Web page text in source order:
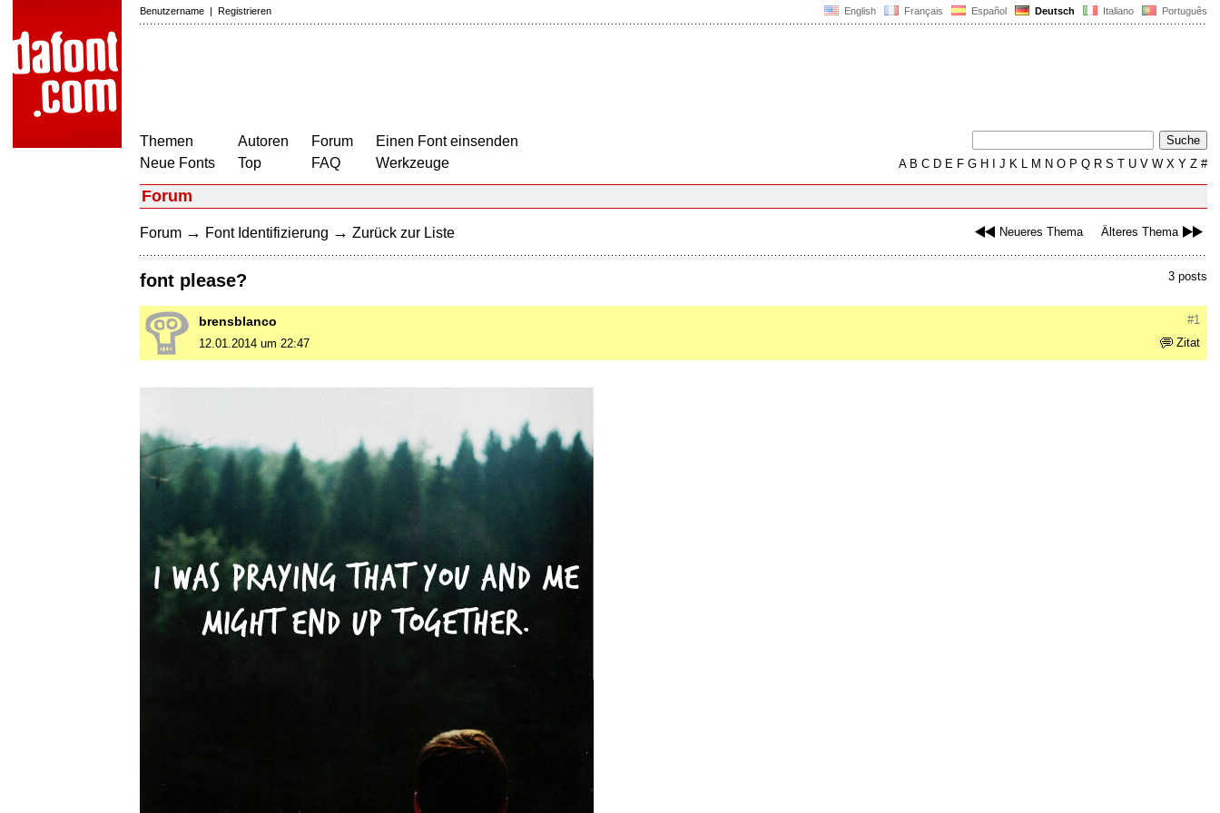
English Français Español Deutsch Italiano Português
Benutzername | Registrieren
Themen
Neue Fonts
Autoren
Top
Forum
FAQ
Einen Font einsenden
Werkzeuge
AB C D E F G H J K L M N O P Q R S T U V W X Y Z #
Forum
Neueres Thema Älteres Thema
Forum → Font Identifizierung → Zurück zur Liste
3 posts
font please?
#1
brensblanco
Zitat
12.01.2014 um 22:47